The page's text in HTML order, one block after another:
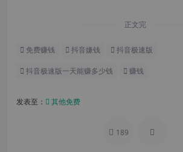
正文完
免费赚钱 抖音嫌钱 抖音极速版
抖音极速版一天能赚多少钱 赚钱
发表至： 其他免费
189